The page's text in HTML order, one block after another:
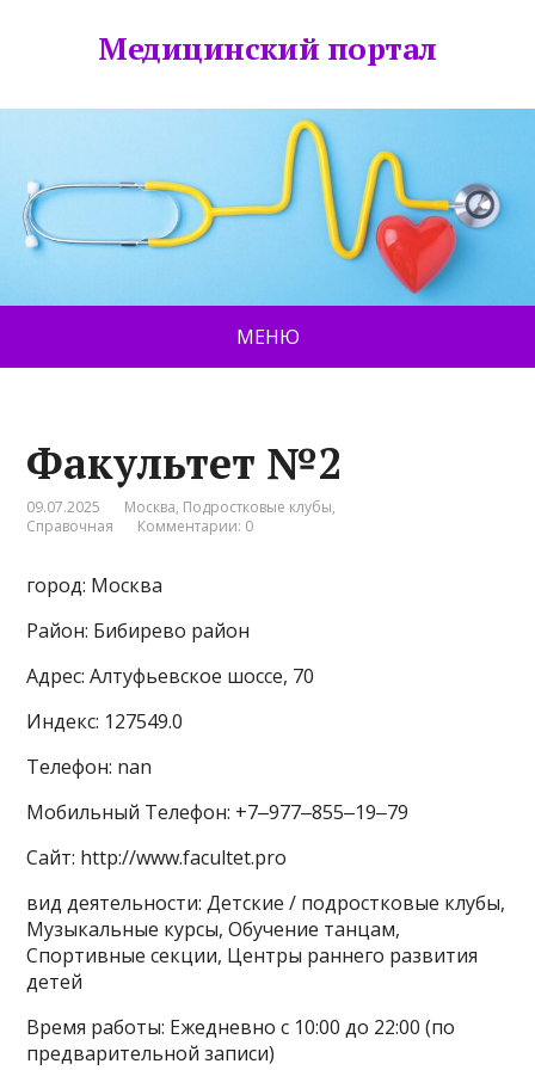
Медицинский портал
МЕНЮ
Факультет №2
09.07.2025 Москва, Подростковые клубы,
Справочная
Комментарии: 0
город: Москва
Район: Бибирево район
Адрес: Алтуфьевское шоссе, 70
Индекс: 127549.0
Телефон: nan
Мобильный Телефон: +7‒977‒855‒19‒79
Сайт: http://www.facultet.pro
вид деятельности: Детские / подростковые клубы,
Музыкальные курсы, Обучение танцам,
Спортивные секции, Центры раннего развития
детей
Время работы: Ежедневно с 10:00 до 22:00 (по
предварительной записи)